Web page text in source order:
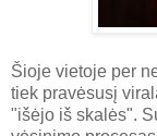
Šioje vietoje per
tiek pravėsusį
"išėjo iš skalės".